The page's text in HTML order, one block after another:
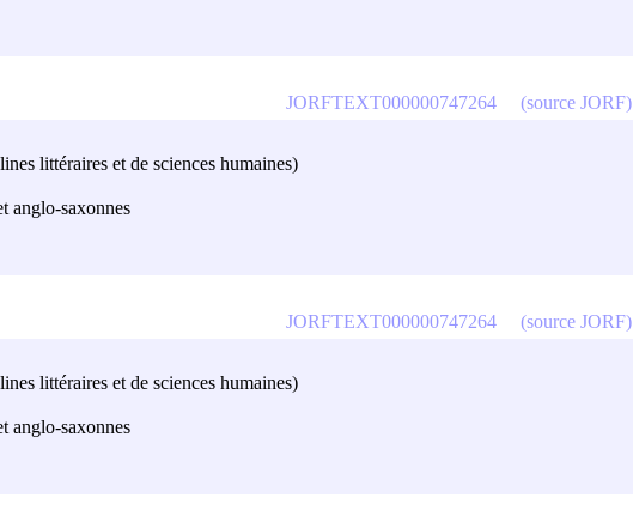
littéraires et de sciences humaines)
anglo-saxonnes
JORFTEXT000000747264 (source JORF)
littéraires et de sciences humaines)
anglo-saxonnes
JORFTEXT000000747264 (source JORF)